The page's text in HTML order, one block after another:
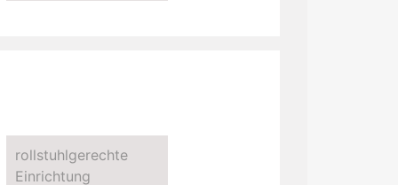
rollstuhlgerechte
Einrichtung